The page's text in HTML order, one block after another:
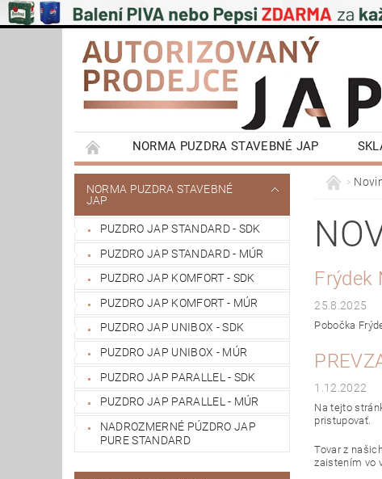
NORMA PUZDRA STAVEBNÉ JAP
EMOTIVE II BEZOBLOŽKOVÉ PUZDRA STAVEBNÉ
POSUVNÉ SYSTÉMY NA STENU A DO STROPU
VÝPRODEJ
OBCHODNÍ PODMÍNKY
REFERENCIE ZÁKAZNÍKOV
NAŠE POBOČKY
NORMA PUZDRA STAVEBNÉ
JAP
PUZDRO JAP STANDARD - SDK
PUZDRO JAP STANDARD - MÚR
PUZDRO JAP KOMFORT - SDK
PUZDRO JAP KOMFORT - MÚR
PUZDRO JAP UNIBOX - SDK
PUZDRO JAP UNIBOX - MÚR
PUZDRO JAP PARALLEL - SDK
PUZDRO JAP PARALLEL - MÚR
NADROZMERNÉ PÚZDRO JAP
PURE STANDARD
Frýdek
25.8.2025
Pobočka
1.12.2022
Na tejto
pristupovať.
Tovar z
zaistením vo